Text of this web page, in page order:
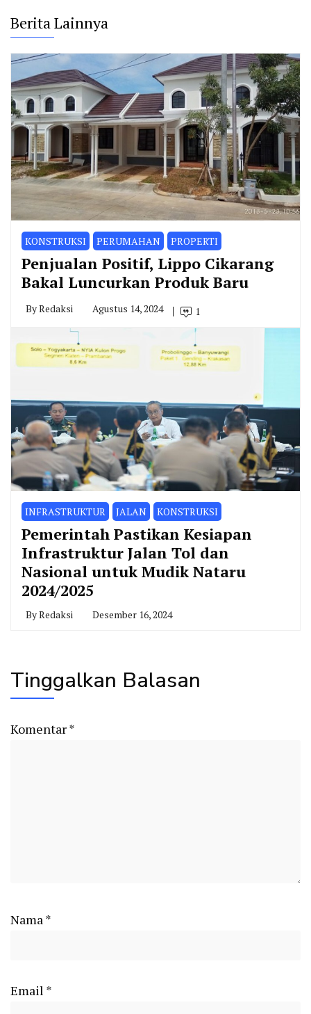
Berita Lainnya
KONSTRUKSI PERUMAHAN PROPERTI
Penjualan Positif, Lippo Cikarang
Bakal Luncurkan Produk Baru
ByRedaksi Agustus 14, 2024 1
INFRASTRUKTUR JALAN KONSTRUKSI
Pemerintah Pastikan Kesiapan
Infrastruktur Jalan Tol dan
Nasional untuk Mudik Nataru
2024/2025
ByRedaksi Desember 16, 2024
Tinggalkan Balasan
Komentar*
Nama *
Email *